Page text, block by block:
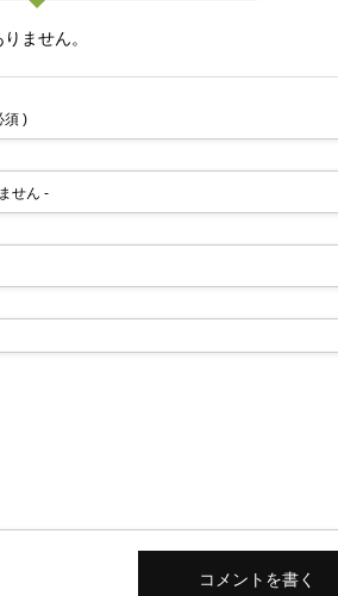
ません。
須 )
せん -